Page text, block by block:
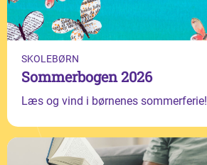
SKOLEBØRN
Sommerbogen 2026
Læs og vind i børnenes sommerferie!